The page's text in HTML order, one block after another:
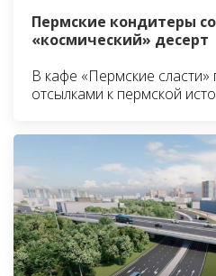
Пермские кондитеры
«космический» десерт
В кафе «Пермские
отсылками к пермской